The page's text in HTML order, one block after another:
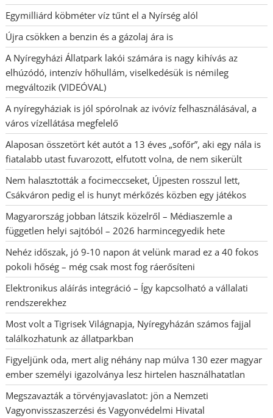
Egymilliárd köbméter víz tűnt el a Nyírség alól
Újra csökken a benzin és a gázolaj ára is
A Nyíregyházi Állatpark lakói számára is nagy kihívás az
elhúzódó, intenzív hőhullám, viselkedésük is némileg
megváltozik (VIDEÓVAL)
A nyíregyháziak is jól spórolnak az ivóvíz felhasználásával, a
város vízellátása megfelelő
Alaposan összetört két autót a 13 éves „sofőr”, aki egy nála is
fiatalabb utast fuvarozott, elfutott volna, de nem sikerült
Nem halasztották a focimeccseket, Újpesten rosszul lett,
Csákváron pedig el is hunyt mérkőzés közben egy játékos
Magyarország jobban látszik közelről – Médiaszemle a
független helyi sajtóból – 2026 harmincegyedik hete
Nehéz időszak, jó 9-10 napon át velünk marad ez a 40 fokos
pokoli hőség – még csak most fog ráerősíteni
Elektronikus aláírás integráció – Így kapcsolható a vállalati
rendszerekhez
Most volt a Tigrisek Világnapja, Nyíregyházán számos fajjal
találkozhatunk az állatparkban
Figyeljünk oda, mert alig néhány nap múlva 130 ezer magyar
ember személyi igazolványa lesz hirtelen használhatatlan
Megszavazták a törvényjavaslatot: jön a Nemzeti
Vagyonvisszaszerzési és Vagyonvédelmi Hivatal